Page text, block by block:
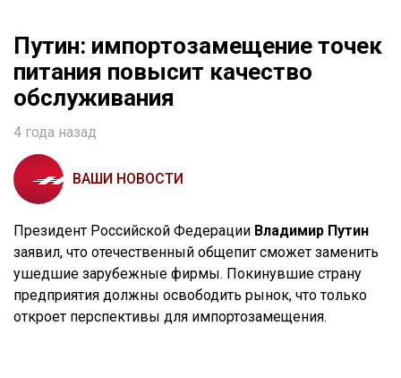
Путин: импортозамещение точек
питания повысит качество
обслуживания
4 года назад
ВАШИ НОВОСТИ
Президент Российской Федерации Владимир Путин
заявил, что отечественный общепит сможет заменить
ушедшие зарубежные фирмы. Покинувшие страну
предприятия должны освободить рынок, что только
откроет перспективы для импортозамещения.